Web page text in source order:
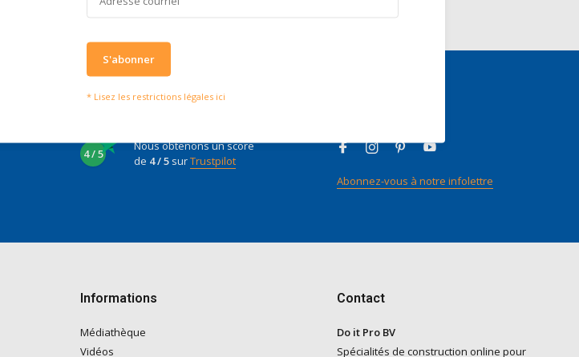
4 / 5
Nous obtenons un score
de 4 / 5 surTrustpilot
Abonnez-vous à notre infolettre
Informations
Médiathèque
Vidéos
Contact
Do it Pro BV
Spécialités de construction online pour
S'abonner
* Lisez les restrictions légales ici